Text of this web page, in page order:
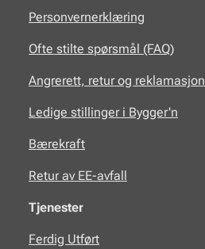
Personvernerklæring
Ofte stilte spørsmål (FAQ)
Angrerett, retur og reklamasjon
Ledige stillinger i Bygger'n
Bærekraft
Retur av EE-avfall
Tjenester
Ferdig Utført